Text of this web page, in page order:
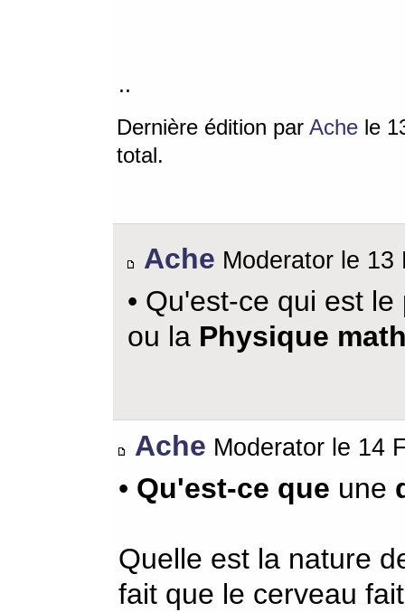
..
Dernière édition par Ache le
total.
Ache Moderator le 13
• Qu'est-ce qui est
ou la Physique
Ache Moderator le 14
• Qu'est-ce que une
Quelle est la nature
fait que le cerveau